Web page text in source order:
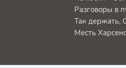
Разговоры в
Так держать,
Месть